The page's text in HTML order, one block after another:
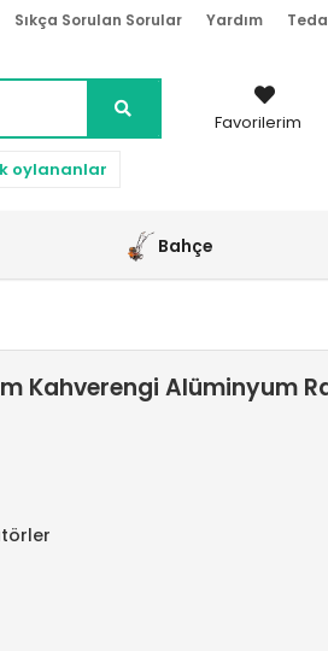
Sıkça Sorulan Sorular Yardım
oylananlar
Favorilerim
Bahçe
Kahverengi Alüminyum